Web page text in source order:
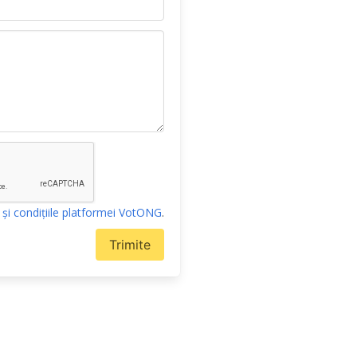
condițiile platformei VotONG.
Trimite